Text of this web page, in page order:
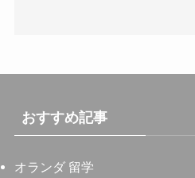
おすすめ記事
オランダ 留学